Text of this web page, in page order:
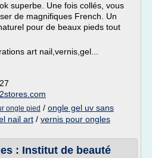
superbe. Une fois collés, vous
de magnifiques French. Un
pour de beaux pieds tout
art nail,vernis,gel...
ongle pied / ongle gel uv sans
nail art / vernis pour ongles
: Institut de beauté